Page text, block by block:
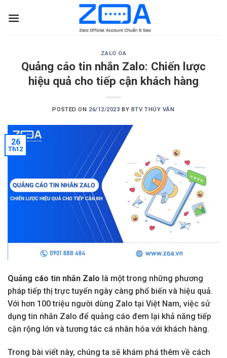
ZALO OA
Quảng cáo tin nhắn Zalo: Chiến lược
hiệu quả cho tiếp cận khách hàng
POSTED ON 26/12/2023 BY BTV THÚY VÂN
26
Th12
Quảng cáo tin nhắn Zalo là một trong những phương
pháp tiếp thị trực tuyến ngày càng phổ biến và hiệu quả.
Với hơn 100 triệu người dùng Zalo tại Việt Nam, việc sử
dụng tin nhắn Zalo để quảng cáo đem lại khả năng tiếp
cận rộng lớn và tương tác cá nhân hóa với khách hàng.
Trong bài viết này, chúng ta sẽ khám phá thêm về cách